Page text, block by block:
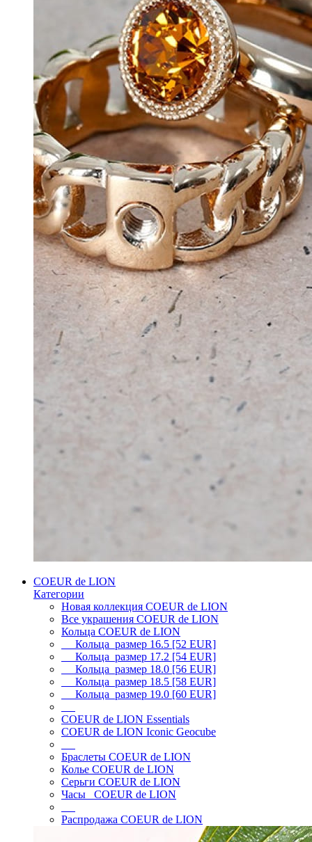
COEUR de LION
Категории
Новая коллекция COEUR de LION
Все украшения COEUR de LION
Кольца COEUR de LION
Кольца размер 16.5 [52 EUR]
Кольца размер 17.2 [54 EUR]
Кольца размер 18.0 [56 EUR]
Кольца размер 18.5 [58 EUR]
Кольца размер 19.0 [60 EUR]
COEUR de LION Essentials
COEUR de LION Iconic Geocube
Браслеты COEUR de LION
Колье COEUR de LION
Серьги COEUR de LION
Часы COEUR de LION
Распродажа COEUR de LION